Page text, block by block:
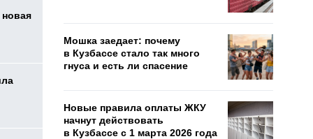
Мошка заедает: почему
в Кузбассе стало так много
гнуса и есть ли спасение
Новые правила оплаты ЖКУ
начнут действовать
в Кузбассе с 1 марта 2026 года